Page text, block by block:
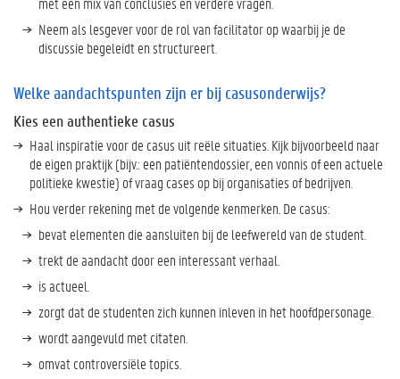
n
?
W
e
l
k
e
a
a
d
a
c
t
s
Neem als lesgever voor de rol van facilitator op waarbij je de
discussie begeleidt en structureert.
Welke aandachtspunten zijn er bij casusonderwijs?
Kies een authentieke casus
Haal inspiratie voor de casus uit reële situaties. Kijk bijvoorbeeld naar
de eigen praktijk (bijv.: een patiëntendossier, een vonnis of een actuele
politieke kwestie) of vraag cases op bij organisaties of bedrijven.
Hou verder rekening met de volgende kenmerken. De casus:
bevat elementen die aansluiten bij de leefwereld van de student.
trekt de aandacht door een interessant verhaal.
is actueel.
zorgt dat de studenten zich kunnen inleven in het hoofdpersonage.
wordt aangevuld met citaten.
omvat controversiële topics.